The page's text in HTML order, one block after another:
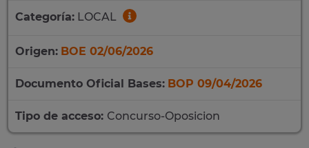
Categoría: LOCAL
Origen: BOE 02/06/2026
Documento Oficial Bases: BOP 09/04/2026
Tipo de acceso: Concurso-Oposicion